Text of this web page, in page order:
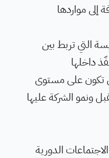
إلى مواردها
التي تربط بين
داخلها
تكون على مستوى
ونمو الشركة عليها
الاجتماعات الدورية